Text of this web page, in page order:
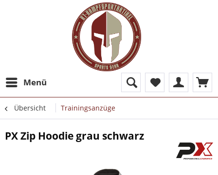
Menü
Übersicht Trainingsanzüge
PX Zip Hoodie grau schwarz